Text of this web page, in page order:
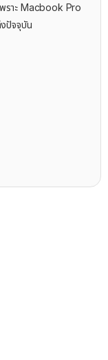
ราะ Macbook Pro
ปัจจุบัน